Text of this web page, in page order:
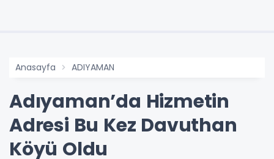
Anasayfa ADIYAMAN
Adıyaman’da Hizmetin
Adresi Bu Kez Davuthan
Köyü Oldu